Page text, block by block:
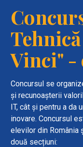
Vinci" -
Concursul se
și recunoașterii
IT, cât și pentru a da
inovare. Concursul
elevilor din România
două secțiuni: